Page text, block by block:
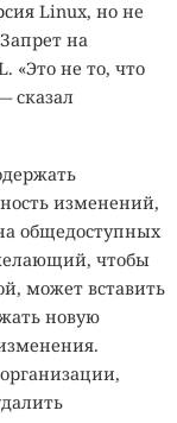
Linux, но не
на
«Это не то, что
сказал
изменений,
общедоступных
чтобы
может вставить
новую